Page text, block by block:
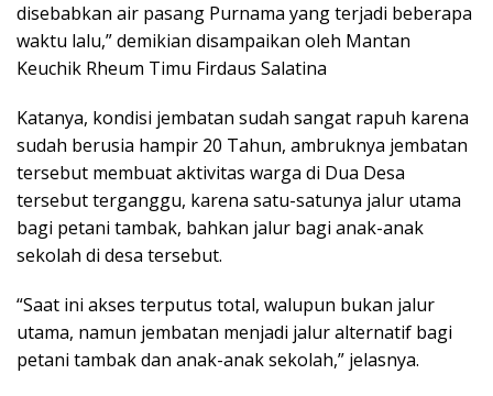
disebabkan air pasang Purnama yang terjadi beberapa
waktu lalu,” demikian disampaikan oleh Mantan
Keuchik Rheum Timu Firdaus Salatina
Katanya, kondisi jembatan sudah sangat rapuh karena
sudah berusia hampir 20 Tahun, ambruknya jembatan
tersebut membuat aktivitas warga di Dua Desa
tersebut terganggu, karena satu-satunya jalur utama
bagi petani tambak, bahkan jalur bagi anak-anak
sekolah di desa tersebut.
“Saat ini akses terputus total, walupun bukan jalur
utama, namun jembatan menjadi jalur alternatif bagi
petani tambak dan anak-anak sekolah,” jelasnya.